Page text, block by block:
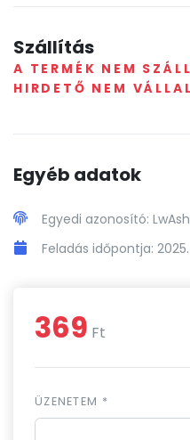
Szállítás
A TERMÉK NEM
HIRDETŐ NEM
Egyéb adatok
Egyedi azonosító:
Feladás időpontja:
369 Ft
ÜZENETEM *